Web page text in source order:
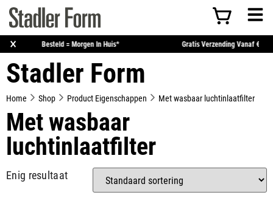
× Voor 15:00 Uur Besteld = Morgen In Huis* Gratis Verzending
Stadler Form
Home Shop Product Eigenschappen Met wasbaar luchtinlaatfilter
Met wasbaar
luchtinlaatfilter
Enig resultaat